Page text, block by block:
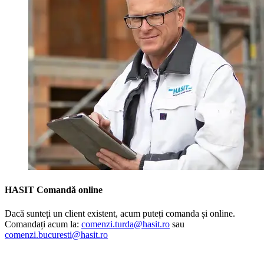
HASIT Comandă online
Dacă sunteți un client existent, acum puteți comanda și online.
Comandați acum la: comenzi.turda@hasit.ro sau
comenzi.bucuresti@hasit.ro